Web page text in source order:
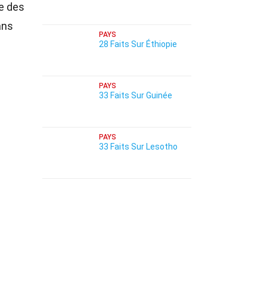
des
PAYS
28 Faits Sur Éthiopie
PAYS
33 Faits Sur Guinée
PAYS
33 Faits Sur Lesotho